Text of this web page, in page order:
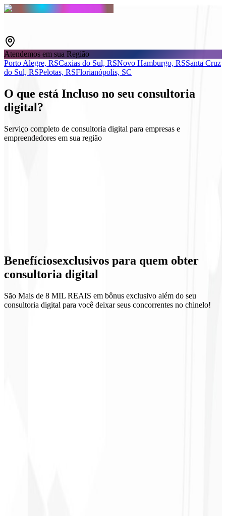
Atendemos em sua Região
Porto Alegre, RSCaxias do Sul, RSNovo Hamburgo, RSSanta Cruz
do Sul, RSPelotas, RSFlorianópolis, SC
O que está Incluso no seu consultoria
digital?
Serviço completo de consultoria digital para empresas e
empreendedores em sua região
Acompanhamento quinzenal
Benefíciosexclusivos para quem obter
consultoria digital
São Mais de 8 MIL REAIS em bônus exclusivo além do seu
consultoria digital para você deixar seus concorrentes no chinelo!